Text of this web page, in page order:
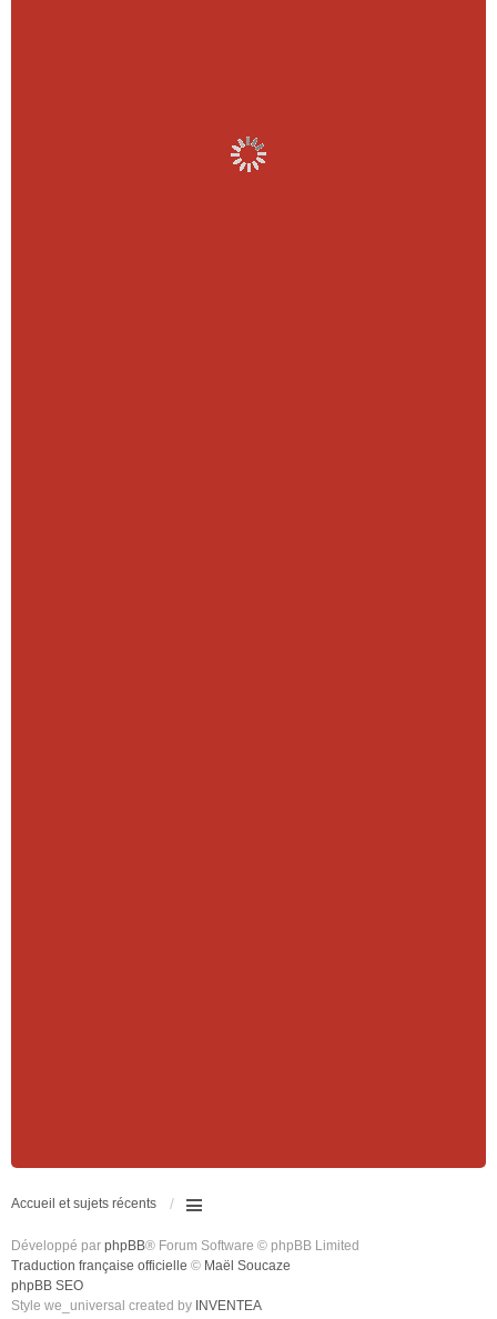
Accueil et sujets récents
Développé par phpBB® Forum Software © phpBB Limited
Traduction française officielle © Maël Soucaze
phpBB SEO
Style we_universal created by INVENTEA